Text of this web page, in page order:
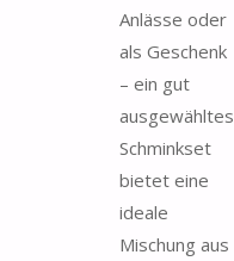
Anlässe oder
als Geschenk
– ein gut
ausgewähltes
Schminkset
bietet eine
ideale
Mischung aus